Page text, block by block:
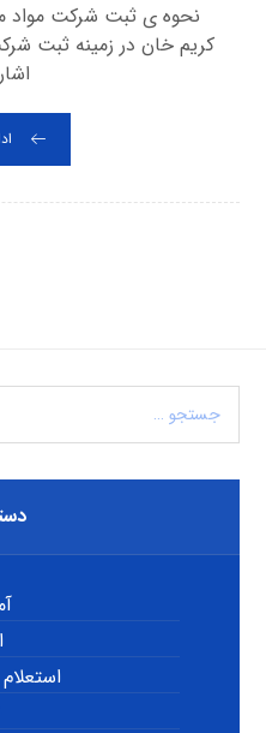
نحوه ی ثبت شرکت
کریم خان در زمینه ثبت